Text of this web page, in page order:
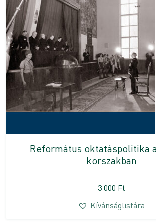
Református oktatáspolitika
korszakban
3 000 Ft
Kívánságlistára